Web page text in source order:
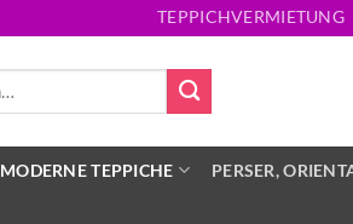
TEPPICHVERMIETUNG
MODERNE TEPPICHE PERSER,